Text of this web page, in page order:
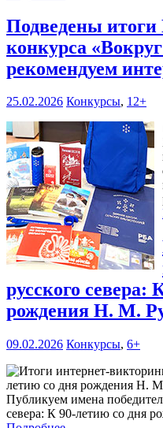
Подведены
конкурса
рекомендуем
25.02.2026 Конкурсы, 12+
русского севера:
рождения Н. М.
09.02.2026 Конкурсы, 6+
Публикуем имена
севера: К 90-летию со дня